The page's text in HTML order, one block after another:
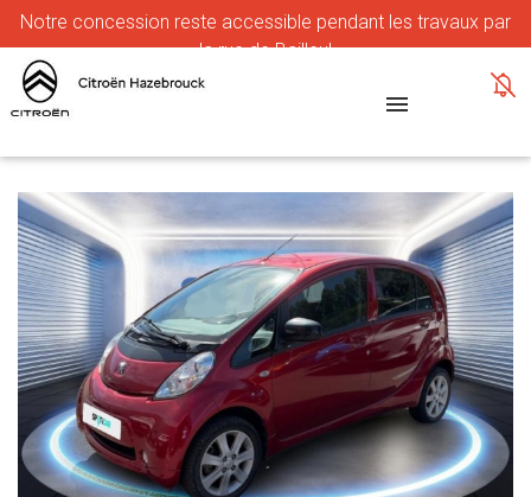
Notre concession reste accessible pendant les travaux par
la rue de Bailleul